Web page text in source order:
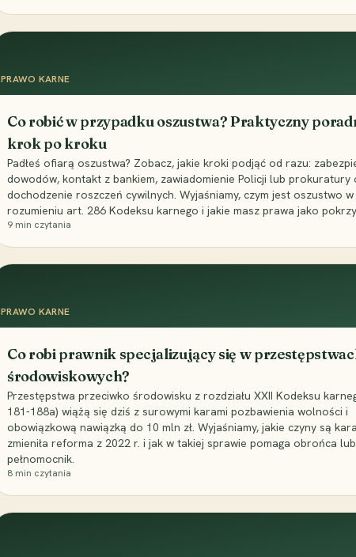
PRAWO KARNE
Co robić w przypadku oszustwa? Praktyczny
krok po kroku
Padłeś ofiarą oszustwa? Zobacz, jakie kroki podjąć od razu:
dowodów, kontakt z bankiem, zawiadomienie Policji lub prokuratury
dochodzenie roszczeń cywilnych. Wyjaśniamy, czym jest oszustwo w
rozumieniu art. 286 Kodeksu karnego i jakie masz prawa jako
9 min czytania
PRAWO KARNE
Co robi prawnik specjalizujący się w
środowiskowych?
Przestępstwa przeciwko środowisku z rozdziału XXII Kodeksu
181-188a) wiążą się dziś z surowymi karami pozbawienia wolności i
obowiązkową nawiązką do 10 mln zł. Wyjaśniamy, jakie czyny są
zmieniła reforma z 2022 r. i jak w takiej sprawie pomaga obrońca lub
pełnomocnik.
8 min czytania